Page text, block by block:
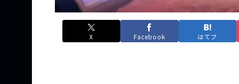
X Facebook はてブ